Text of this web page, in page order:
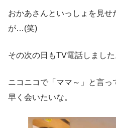
おかあさんといっしょを見
が…(笑)
その次の日もTV電話しました
ニコニコで「ママ～」と言っ
早く会いたいな。